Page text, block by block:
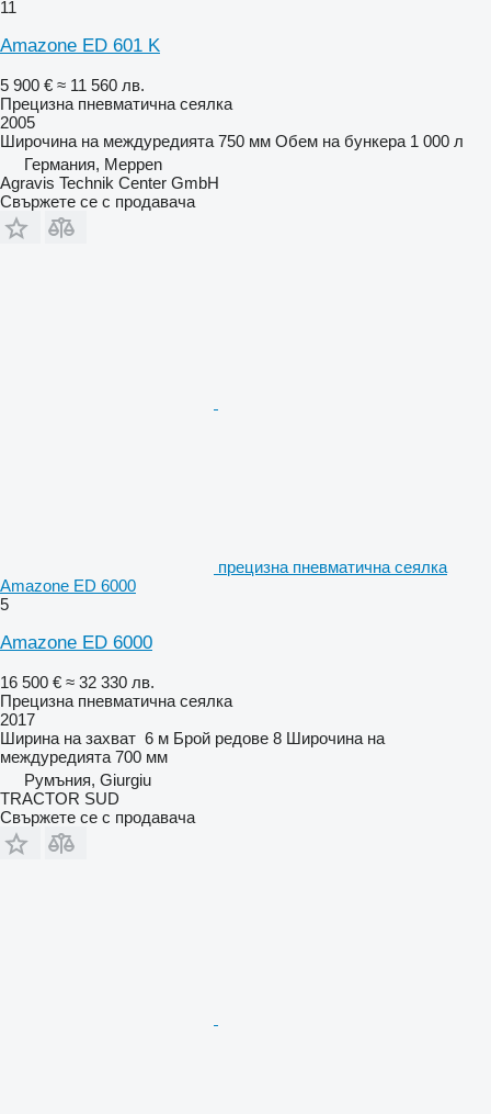
11
Amazone ED 601 K
5 900 € ≈ 11 560 лв.
Прецизна пневматична сеялка
2005
Широчина на междуредията 750 мм Обем на бункера 1 000 л
Германия, Meppen
Agravis Technik Center GmbH
Свържете се с продавача
прецизна пневматична сеялка
Amazone ED 6000
5
Amazone ED 6000
16 500 € ≈ 32 330 лв.
Прецизна пневматична сеялка
2017
Ширина на захват 6 м Брой редове 8 Широчина на
междуредията 700 мм
Румъния, Giurgiu
TRACTOR SUD
Свържете се с продавача